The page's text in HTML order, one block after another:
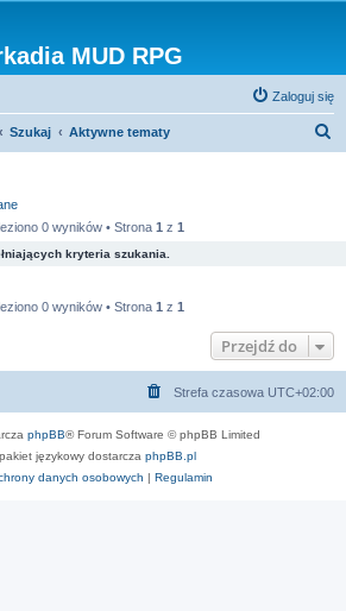
MUD RPG
Zaloguj się
Szukaj Aktywne tematy
0 wyników • Strona 1 z 1
kryteria szukania.
0 wyników • Strona 1 z 1
Przejdź do
Strefa czasowa UTC+02:00
phpBB® Forum Software © phpBB Limited
językowy dostarcza phpBB.pl
danych osobowych | Regulamin